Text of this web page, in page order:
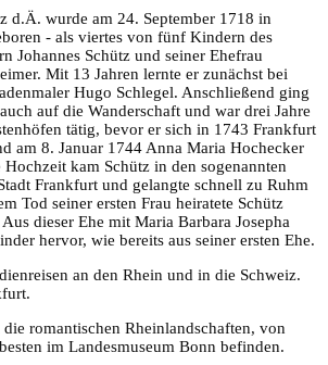
d.Ä. wurde am 24. September 1718 in
- als viertes von fünf Kindern des
Johannes Schütz und seiner Ehefrau
Mit 13 Jahren lernte er zunächst bei
Hugo Schlegel. Anschließend ging
auf die Wanderschaft und war drei Jahre
tätig, bevor er sich in 1743 Frankfurt
am 8. Januar 1744 Anna Maria Hochecker
kam Schütz in den sogenannten
Frankfurt und gelangte schnell zu Ruhm
Tod seiner ersten Frau heiratete Schütz
dieser Ehe mit Maria Barbara Josepha
hervor, wie bereits aus seiner ersten Ehe.
an den Rhein und in die Schweiz.
romantischen Rheinlandschaften, von
im Landesmuseum Bonn befinden.